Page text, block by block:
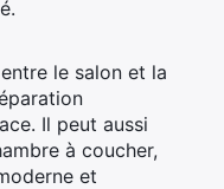
le salon et la
Il peut aussi
à coucher,
et